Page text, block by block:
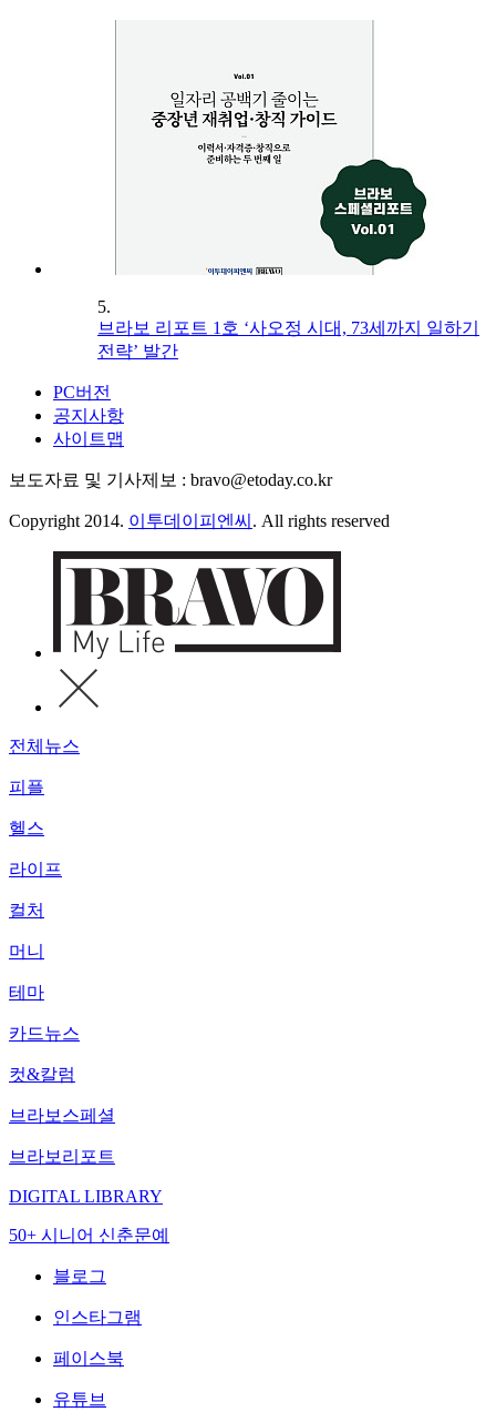
5.
브라보 리포트 1호 ‘사오정 시대, 73세까지 일하기
전략’ 발간
PC버전
공지사항
사이트맵
보도자료 및 기사제보 : bravo@etoday.co.kr
Copyright 2014. 이투데이피엔씨 . All rights reserved
전체뉴스
피플
헬스
라이프
컬처
머니
테마
카드뉴스
컷&칼럼
브라보스페셜
브라보리포트
DIGITAL LIBRARY
50+ 시니어 신춘문예
블로그
인스타그램
페이스북
유튜브